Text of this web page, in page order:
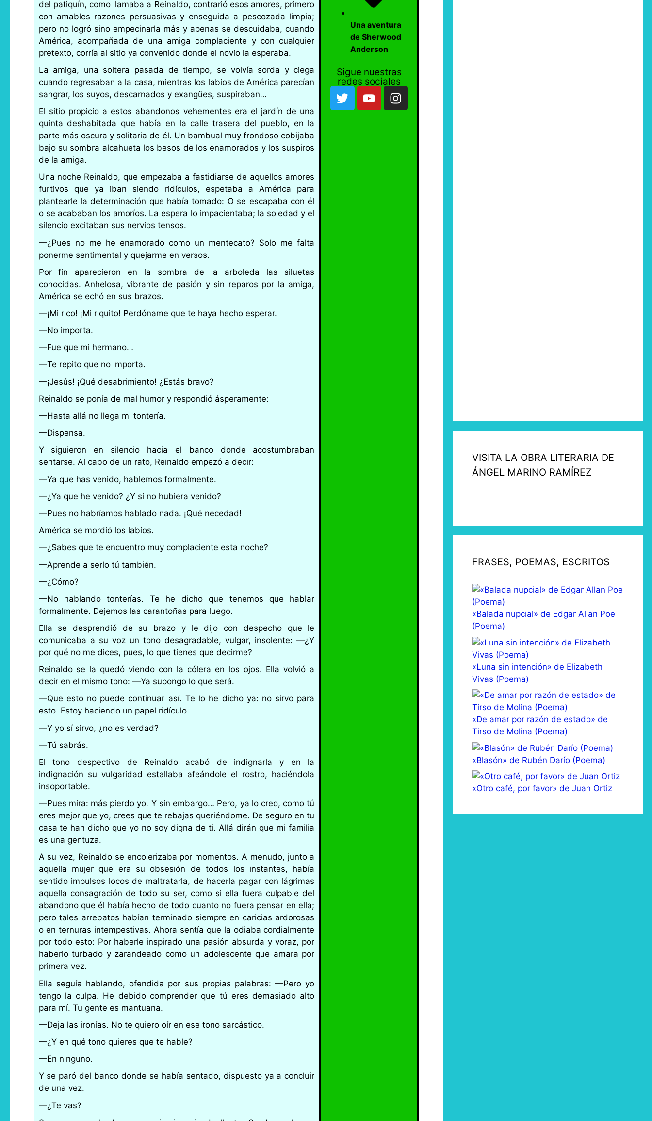
del patiquín, como llamaba a Reinaldo, contrarió esos amores, primero
con amables razones persuasivas y enseguida a pescozada limpia;
pero no logró sino empecinarla más y apenas se descuidaba, cuando
América, acompañada de una amiga complaciente y con cualquier
pretexto, corría al sitio ya convenido donde el novio la esperaba.
La amiga, una soltera pasada de tiempo, se volvía sorda y ciega
cuando regresaban a la casa, mientras los labios de América parecían
sangrar, los suyos, descarnados y exangües, suspiraban…
El sitio propicio a estos abandonos vehementes era el jardín de una
quinta deshabitada que había en la calle trasera del pueblo, en la
parte más oscura y solitaria de él. Un bambual muy frondoso cobijaba
bajo su sombra alcahueta los besos de los enamorados y los suspiros
de la amiga.
Una noche Reinaldo, que empezaba a fastidiarse de aquellos amores
furtivos que ya iban siendo ridículos, espetaba a América para
plantearle la determinación que había tomado: O se escapaba con él
o se acababan los amoríos. La espera lo impacientaba; la soledad y el
silencio excitaban sus nervios tensos.
—¿Pues no me he enamorado como un mentecato? Solo me falta
ponerme sentimental y quejarme en versos.
Por fin aparecieron en la sombra de la arboleda las siluetas
conocidas. Anhelosa, vibrante de pasión y sin reparos por la amiga,
América se echó en sus brazos.
—¡Mi rico! ¡Mi riquito! Perdóname que te haya hecho esperar.
—No importa.
—Fue que mi hermano…
—Te repito que no importa.
—¡Jesús! ¡Qué desabrimiento! ¿Estás bravo?
Reinaldo se ponía de mal humor y respondió ásperamente:
—Hasta allá no llega mi tontería.
—Dispensa.
Y siguieron en silencio hacia el banco donde acostumbraban
sentarse. Al cabo de un rato, Reinaldo empezó a decir:
—Ya que has venido, hablemos formalmente.
—¿Ya que he venido? ¿Y si no hubiera venido?
—Pues no habríamos hablado nada. ¡Qué necedad!
América se mordió los labios.
—¿Sabes que te encuentro muy complaciente esta noche?
—Aprende a serlo tú también.
—¿Cómo?
—No hablando tonterías. Te he dicho que tenemos que hablar
formalmente. Dejemos las carantoñas para luego.
Ella se desprendió de su brazo y le dijo con despecho que le
comunicaba a su voz un tono desagradable, vulgar, insolente: —¿Y
por qué no me dices, pues, lo que tienes que decirme?
Reinaldo se la quedó viendo con la cólera en los ojos. Ella volvió a
decir en el mismo tono: —Ya supongo lo que será.
—Que esto no puede continuar así. Te lo he dicho ya: no sirvo para
esto. Estoy haciendo un papel ridículo.
—Y yo sí sirvo, ¿no es verdad?
—Tú sabrás.
El tono despectivo de Reinaldo acabó de indignarla y en la
indignación su vulgaridad estallaba afeándole el rostro, haciéndola
insoportable.
—Pues mira: más pierdo yo. Y sin embargo… Pero, ya lo creo, como tú
eres mejor que yo, crees que te rebajas queriéndome. De seguro en tu
casa te han dicho que yo no soy digna de ti. Allá dirán que mi familia
es una gentuza.
A su vez, Reinaldo se encolerizaba por momentos. A menudo, junto a
aquella mujer que era su obsesión de todos los instantes, había
sentido impulsos locos de maltratarla, de hacerla pagar con lágrimas
aquella consagración de todo su ser, como si ella fuera culpable del
abandono que él había hecho de todo cuanto no fuera pensar en ella;
pero tales arrebatos habían terminado siempre en caricias ardorosas
o en ternuras intempestivas. Ahora sentía que la odiaba cordialmente
por todo esto: Por haberle inspirado una pasión absurda y voraz, por
haberlo turbado y zarandeado como un adolescente que amara por
primera vez.
Ella seguía hablando, ofendida por sus propias palabras: —Pero yo
tengo la culpa. He debido comprender que tú eres demasiado alto
para mí. Tu gente es mantuana.
—Deja las ironías. No te quiero oír en ese tono sarcástico.
—¿Y en qué tono quieres que te hable?
—En ninguno.
Y se paró del banco donde se había sentado, dispuesto ya a concluir
de una vez.
—¿Te vas?
Una aventura
de Sherwood
Anderson
Sigue nuestras
redes sociales
VISITA LA OBRA LITERARIA DE
ÁNGEL MARINO RAMÍREZ
FRASES, POEMAS, ESCRITOS
«Balada nupcial» de Edgar Allan Poe
(Poema)
«Luna sin intención» de Elizabeth
Vivas (Poema)
«De amar por razón de estado» de
Tirso de Molina (Poema)
«Blasón» de Rubén Darío (Poema)
«Otro café, por favor» de Juan Ortiz